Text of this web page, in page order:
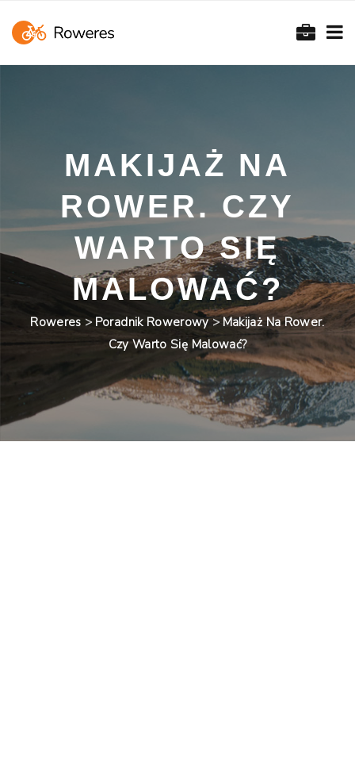
MAKIJAŻ NA
ROWER. CZY
WARTO SIĘ
MALOWAĆ?
Roweres > Poradnik Rowerowy>Makijaż Na Rower.
Czy Warto Się Malować?